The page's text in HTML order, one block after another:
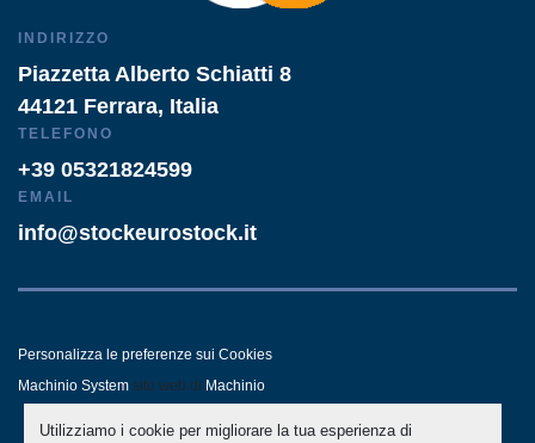
Utilizziamo i cookie per migliorare la tua esperienza di
INDIRIZZO
Piazzetta Alberto Schiatti 8
44121 Ferrara, Italia
TELEFONO
+39 05321824599
EMAIL
info@stockeurostock.it
Personalizza le preferenze sui Cookies
Machinio System sito web di Machinio